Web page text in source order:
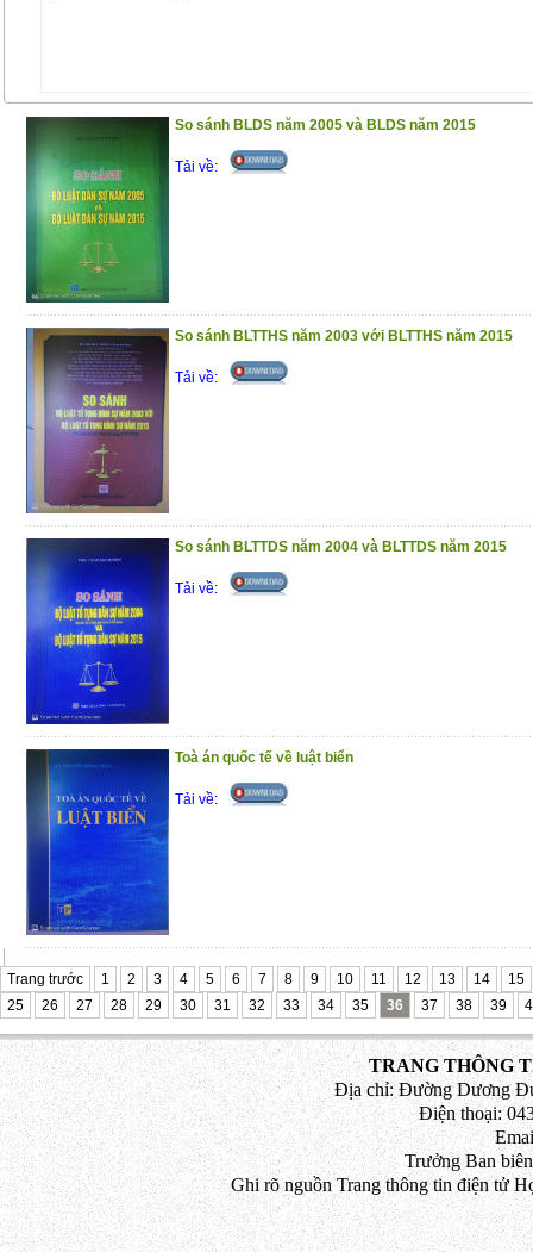
So sánh BLDS năm 2005 và BLDS năm 2015
Tải về:
So sánh BLTTHS năm 2003 với BLTTHS năm 2015
Tải về:
So sánh BLTTDS năm 2004 và BLTTDS năm 2015
Tải về:
Toà án quốc tế về luật biển
Tải về:
Trang trước 1 2 3 4 5 6 7 8 9 10 11 12 13 14
15
25
26 27 28 29 30 31 32 33 34 35 36 37 38 39
TRANG THÔNG
Địa chỉ: Đường Dương
Điện thoại:
Trưởng Ban
Ghi rõ nguồn Trang thông tin điện tử